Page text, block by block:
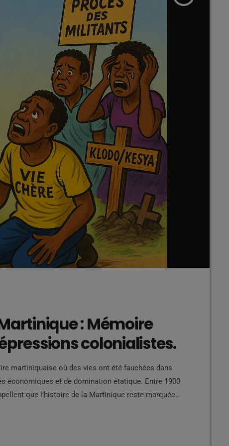
: Mémoire
colonialistes.
martiniquaise où des vies ont été fauchées dans
économiques et de domination étatique. Entre 1900
que l’histoire de la Martinique reste marquée
partie de leur ADN. Contexte politique